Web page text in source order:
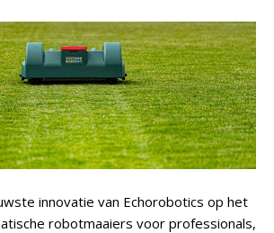
innovatie van Echorobotics op het
robotmaaiers voor professionals,